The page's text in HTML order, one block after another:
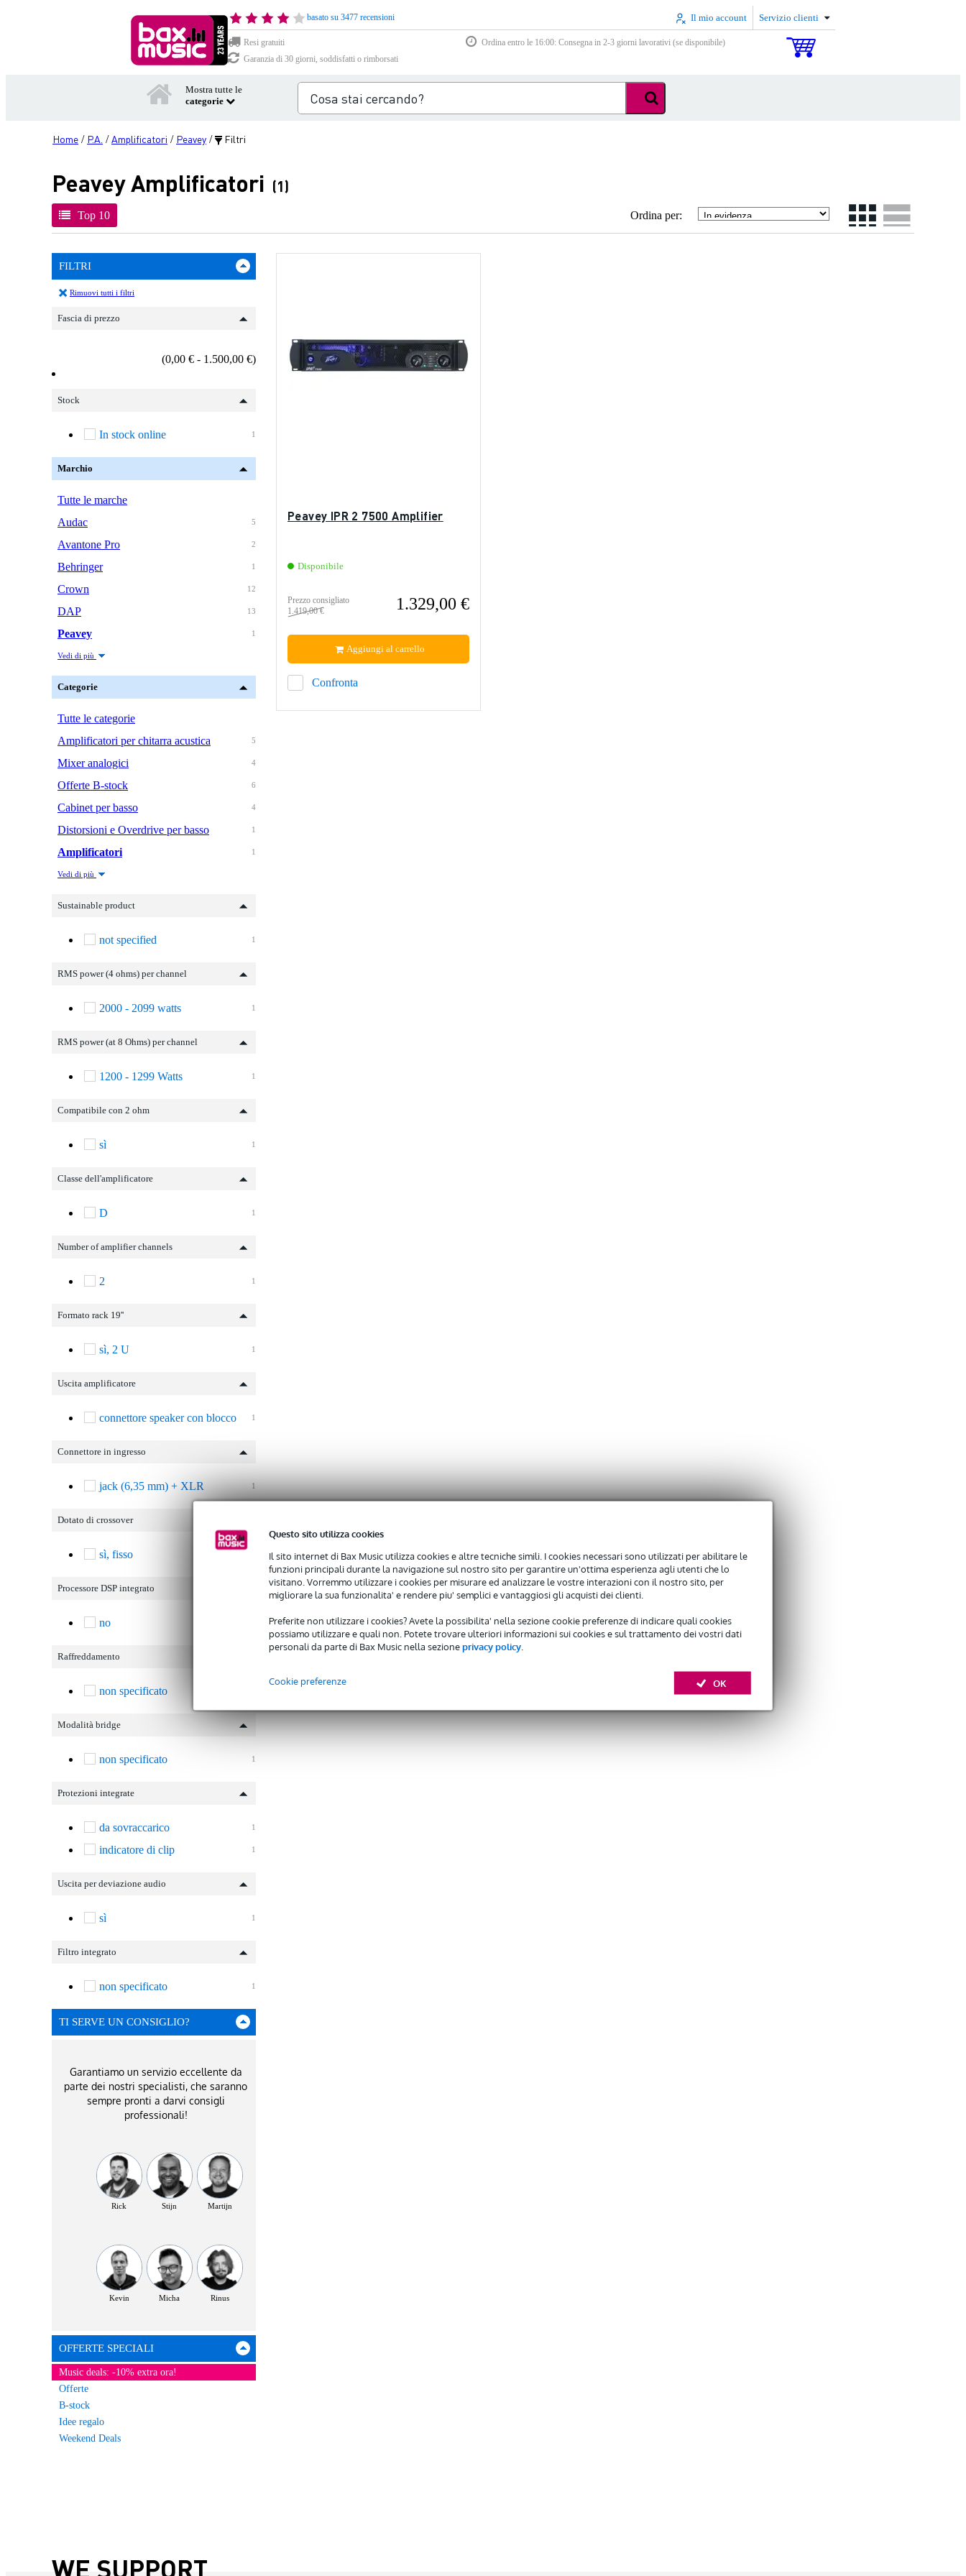
Questo sito utilizza cookies
Il sito internet di Bax Music utilizza cookies e altre tecniche simili. I cookies necessari sono utilizzati per abilitare le
funzioni principali durante la navigazione sul nostro sito per garantire un'ottima esperienza agli utenti che lo
visitano. Vorremmo utilizzare i cookies per misurare ed analizzare le vostre interazioni con il nostro sito, per
migliorare la sua funzionalita' e rendere piu' semplici e vantaggiosi gli acquisti dei clienti.
Preferite non utilizzare i cookies? Avete la possibilita' nella sezione cookie preferenze di indicare quali cookies
possiamo utilizzare e quali non. Potete trovare ulteriori informazioni sui cookies e sul trattamento dei vostri dati
personali da parte di Bax Music nella sezioneprivacy policy.
OK
Cookie preferenze
basato su 3477 recensioni Il mio account Servizio clienti
Resi gratuiti
Ordina entro le 16:00: Consegna in 2-3 giorni lavorativi (se disponibile)
Garanzia di 30 giorni, soddisfatti o rimborsati
Mostra tutte le
categorie
Home / P.A. /Amplificatori / Peavey / Filtri
Peavey Amplificatori (1)
Top 10 Ordina per:
FILTRI
Rimuovi tutti i filtri
Fascia di prezzo
(0,00 € - 1.500,00 €)
Stock
1
In stock online
Marchio
Tutte le marche
5
Audac
2
Avantone Pro
1
Behringer
12
Crown
13
DAP
1
Peavey
Vedi di più
Categorie
Tutte le categorie
5
Amplificatori per chitarra acustica
4
Mixer analogici
6
Offerte B-stock
4
Cabinet per basso
1
Distorsioni e Overdrive per basso
1
Amplificatori
Vedi di più
Sustainable product
1
not specified
RMS power (4 ohms) per channel
1
2000 - 2099 watts
RMS power (at 8 Ohms) per channel
1
1200 - 1299 Watts
Compatibile con 2 ohm
1
sì
Classe dell'amplificatore
1
D
Number of amplifier channels
1
2
Formato rack 19''
1
sì, 2 U
Uscita amplificatore
1
connettore speaker con blocco
Connettore in ingresso
1
jack (6,35 mm) + XLR
Dotato di crossover
sì, fisso
Processore DSP integrato
no
Raffreddamento
non specificato
Modalità bridge
1
non specificato
Protezioni integrate
1
da sovraccarico
1
indicatore di clip
Uscita per deviazione audio
1
sì
Filtro integrato
1
non specificato
TI SERVE UN CONSIGLIO?
Garantiamo un servizio eccellente da
parte dei nostri specialisti, che saranno
sempre pronti a darvi consigli
professionali!
Rick Stijn Martijn
Kevin Micha Rinus
OFFERTE SPECIALI
Music deals: -10% extra ora!
Offerte
B-stock
Idee regalo
Weekend Deals
Peavey IPR 2 7500 Amplifier
Disponibile
Prezzo consigliato
1.419,00 €
1.329,00 €
Confronta
Aggiungi al carrello
WE SUPPORT